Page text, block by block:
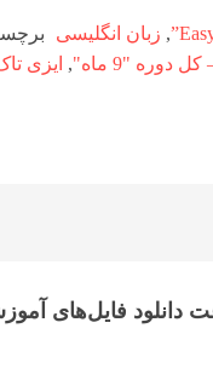
, زبان انگلیسی
, ایزی
فایل‌های